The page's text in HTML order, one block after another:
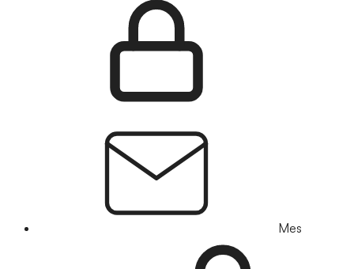
Mes